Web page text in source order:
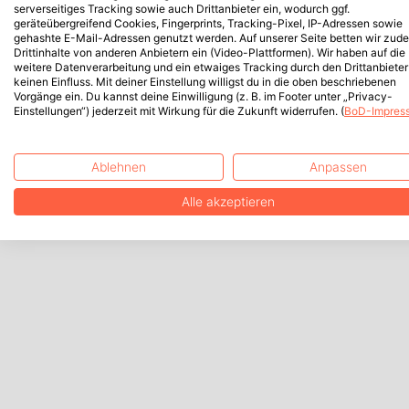
serverseitiges Tracking sowie auch Drittanbieter ein, wodurch ggf.
geräteübergreifend Cookies, Fingerprints, Tracking-Pixel, IP-Adressen sowie
gehashte E-Mail-Adressen genutzt werden. Auf unserer Seite betten wir
Drittinhalte von anderen Anbietern ein (Video-Plattformen). Wir haben auf die
weitere Datenverarbeitung und ein etwaiges Tracking durch den Drittanbieter
keinen Einfluss. Mit deiner Einstellung willigst du in die oben beschriebenen
Vorgänge ein. Du kannst deine Einwilligung (z. B. im Footer unter „Privacy-
Einstellungen“) jederzeit mit Wirkung für die Zukunft widerrufen. (BoD-
Ablehnen Anpassen
Alle akzeptieren